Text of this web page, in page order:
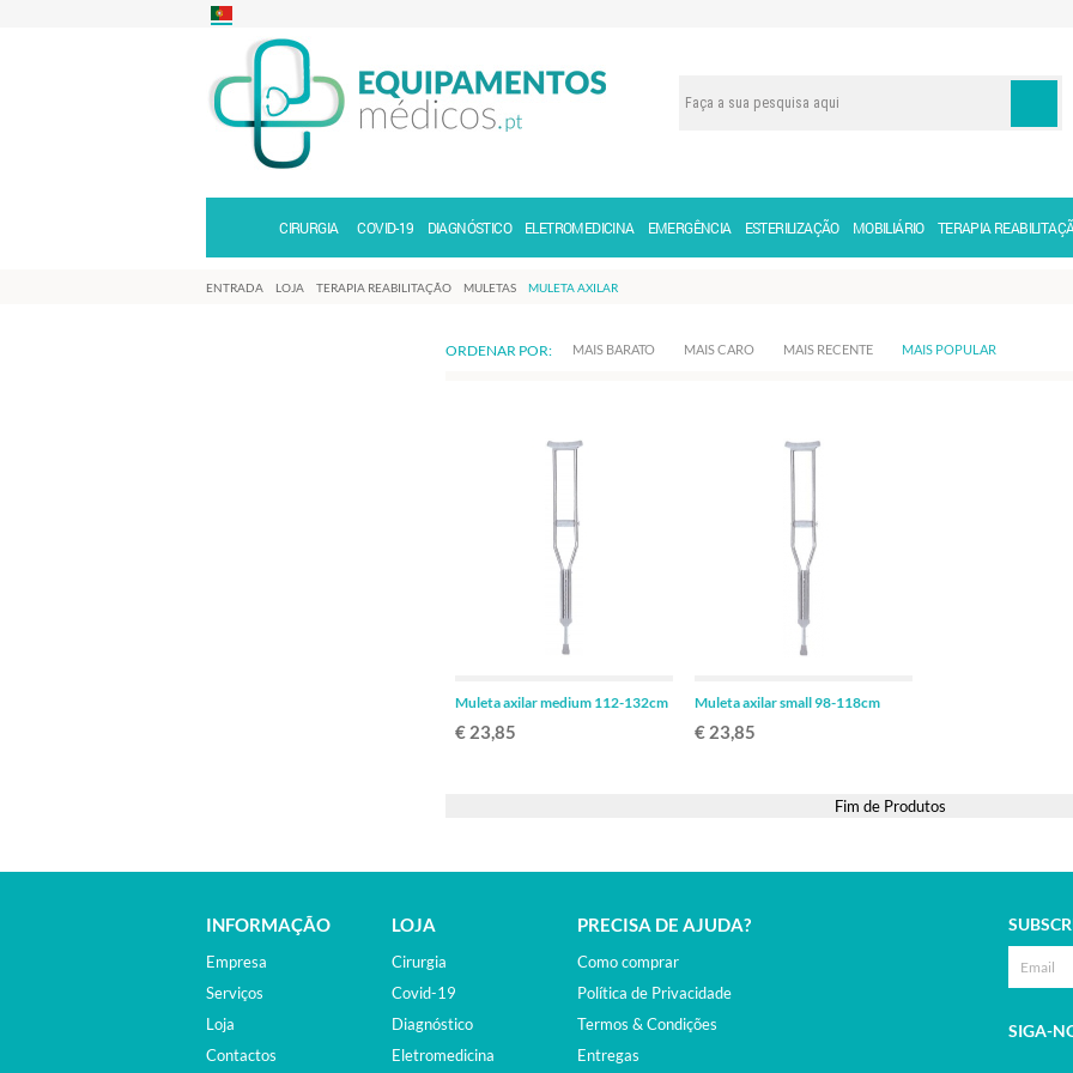
CIRURGIA COVID-19 DIAGNÓSTICO ELETROMEDICINA EMERGÊNCIA ESTERILIZAÇÃO MOBILIÁRIO TERAPIA
ENTRADA LOJA TERAPIA REABILITAÇÃO MULETAS MULETA AXILAR
ORDENAR POR: MAIS BARATO MAIS CARO MAIS RECENTE MAIS POPULAR
Muleta axilar medium 112-132cm
€ 23,85
Muleta axilar small 98-118cm
€ 23,85
Fim de Produtos
INFORMAÇÃO
Empresa
Serviços
Loja
Contactos
LOJA
Cirurgia
Covid-19
Diagnóstico
Eletromedicina
PRECISA DE AJUDA?
Como comprar
Política de Privacidade
Termos & Condições
Entregas
SIGA-